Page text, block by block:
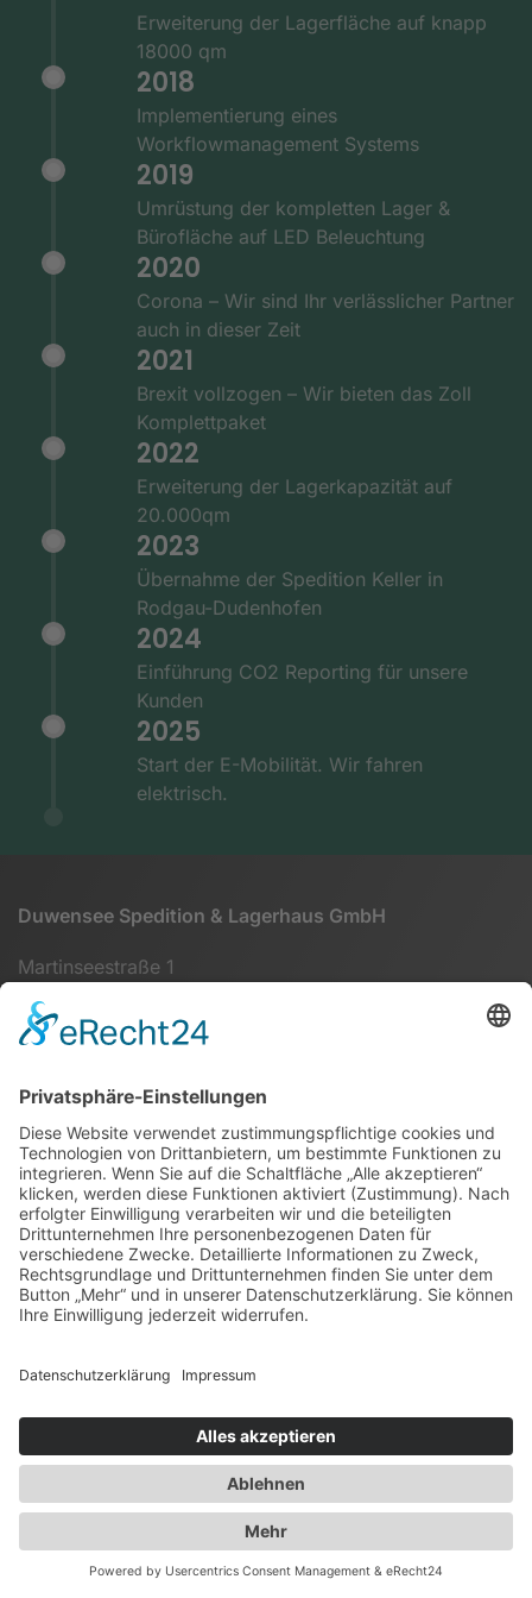
Erweiterung der Lagerfläche auf knapp
18000 qm
2018
Implementierung eines
Workflowmanagement Systems
2019
Umrüstung der kompletten Lager &
Bürofläche auf LED Beleuchtung
2020
Corona – Wir sind Ihr verlässlicher Partner
auch in dieser Zeit
2021
Brexit vollzogen – Wir bieten das Zoll
Komplettpaket
2022
Erweiterung der Lagerkapazität auf
20.000qm
2023
Übernahme der Spedition Keller in
Rodgau-Dudenhofen
2024
Einführung CO2 Reporting für unsere
Kunden
2025
Start der E-Mobilität. Wir fahren
elektrisch.
Duwensee Spedition & Lagerhaus GmbH
Martinseestraße 1
+49 (0) 6104 64860 - 00
Spezialisten für:
Fernverkehr Transport Europa
Nahverkehr Transport Rhein-Main
UK-Transporte
Impressum
Duwensee auf Facebook